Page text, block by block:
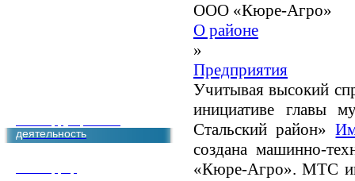
деятельность
ООО «Кюре-Агро»
О районе
»
Предприятия
Учитывая высокий
инициативе главы
Стальский район»
создана машинно-
«Кюре-Агро». МТС